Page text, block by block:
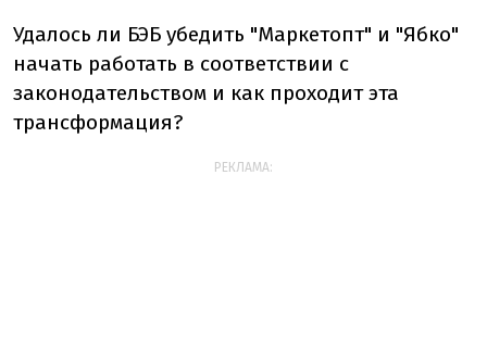
Удалось ли БЭБ убедить "Маркетопт" и "Ябко"
начать работать в соответствии с
законодательством и как проходит эта
трансформация?
РЕКЛАМА: